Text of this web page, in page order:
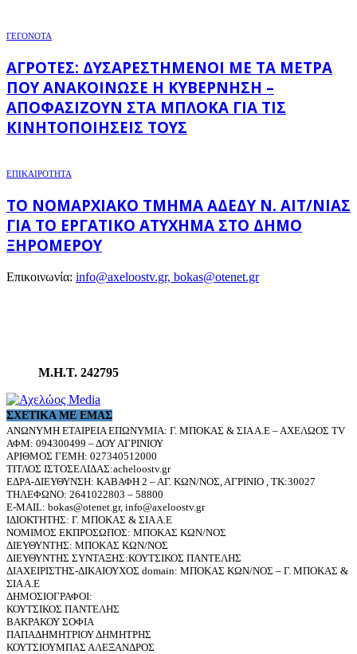
ΓΕΓΟΝΟΤΑ
ΑΓΡΌΤΕΣ: ΔΥΣΑΡΕΣΤΗΜΈΝΟΙ ΜΕ ΤΑ ΜΈΤΡΑ
ΠΟΥ ΑΝΑΚΟΊΝΩΣΕ Η ΚΥΒΈΡΝΗΣΗ –
ΑΠΟΦΑΣΊΖΟΥΝ ΣΤΑ ΜΠΛΌΚΑ ΓΙΑ ΤΙΣ
ΚΙΝΗΤΟΠΟΙΉΣΕΙΣ ΤΟΥΣ
ΕΠΙΚΑΙΡΟΤΗΤΑ
ΤΟ ΝΟΜΑΡΧΙΑΚΌ ΤΜΉΜΑ ΑΔΕΔΥ Ν. ΑΙΤ/ΝΊΑΣ
ΓΙΑ ΤΟ ΕΡΓΑΤΙΚΌ ΑΤΎΧΗΜΑ ΣΤΟ ΔΉΜΟ
ΞΗΡΟΜΈΡΟΥ
Επικοινωνία: info@axeloostv.gr, bokas@otenet.gr
Μ.Η.Τ. 242795
ΣΧΕΤΙΚΆ ΜΕ ΕΜΆΣ
ΑΝΩΝΥΜΗ ΕΤΑΙΡΕΙΑ ΕΠΩΝΥΜΙΑ: Γ. ΜΠΟΚΑΣ & ΣΙΑ Α.Ε – ΑΧΕΛΩΟΣ TV
ΑΦΜ: 094300499 – ΔΟΥ ΑΓΡΙΝΙΟΥ
ΑΡΙΘΜΟΣ ΓΕΜΗ: 027340512000
ΤΙΤΛΟΣ ΙΣΤΟΣΕΛΙΔΑΣ:acheloostv.gr
ΕΔΡΑ-ΔΙΕΥΘΥΝΣΗ: ΚΑΒΑΦΗ 2 – ΑΓ. ΚΩΝ/ΝΟΣ, ΑΓΡΙΝΙΟ , ΤΚ:30027
ΤΗΛΕΦΩΝΟ: 2641022803 – 58800
E-MAIL: bokas@otenet.gr, info@axeloostv.gr
ΙΔΙΟΚΤΗΤΗΣ: Γ. ΜΠΟΚΑΣ & ΣΙΑ Α.Ε
ΝΟΜΙΜΟΣ ΕΚΠΡΟΣΩΠΟΣ: ΜΠΟΚΑΣ ΚΩΝ/ΝΟΣ
ΔΙΕΥΘΥΝΤΗΣ: ΜΠΟΚΑΣ ΚΩΝ/ΝΟΣ
ΔΙΕΥΘΥΝΤΗΣ ΣΥΝΤΑΞΗΣ:ΚΟΥΤΣΙΚΟΣ ΠΑΝΤΕΛΗΣ
ΔΙΑΧΕΙΡΙΣΤΗΣ-ΔΙΚΑΙΟΥΧΟΣ domain: ΜΠΟΚΑΣ ΚΩΝ/ΝΟΣ – Γ. ΜΠΟΚΑΣ &
ΣΙΑ Α.Ε
ΔΗΜΟΣΙΟΓΡΑΦΟΙ:
ΚΟΥΤΣΙΚΟΣ ΠΑΝΤΕΛΗΣ
ΒΑΚΡΑΚΟΥ ΣΟΦΙΑ
ΠΑΠΑΔΗΜΗΤΡΙΟΥ ΔΗΜΗΤΡΗΣ
ΚΟΥΤΣΙΟΥΜΠΑΣ ΑΛΕΞΑΝΔΡΟΣ